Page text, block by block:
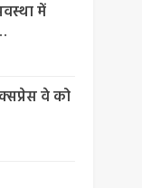
में
वे को